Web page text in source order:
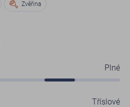
Zvěřina
Plné
Tříslové